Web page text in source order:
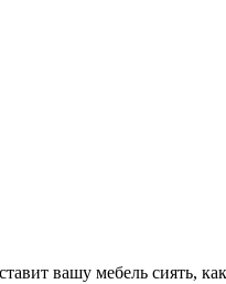
вашу мебель сиять,